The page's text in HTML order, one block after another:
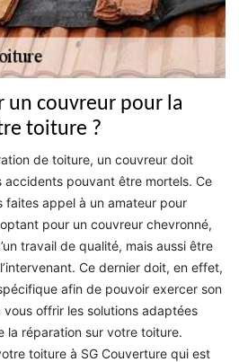
un couvreur pour la
toiture ?
de toiture, un couvreur doit
accidents pouvant être mortels. Ce
faites appel à un amateur pour
pour un couvreur chevronné,
travail de qualité, mais aussi être
Ce dernier doit, en effet,
afin de pouvoir exercer son
vous offrir les solutions adaptées
la réparation sur votre toiture.
toiture à SG Couverture qui est